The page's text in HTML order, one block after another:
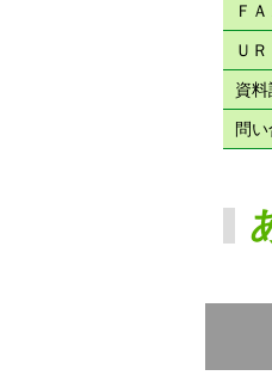
ＦＡ
ＵＲ
資
問